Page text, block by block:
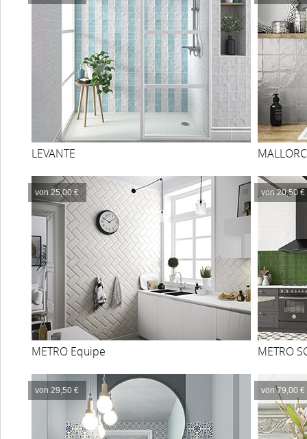
LEVANTE
von 25,00 €
METRO Equipe
von 20,50 €
METRO
von 29,50 € von 79,00 €